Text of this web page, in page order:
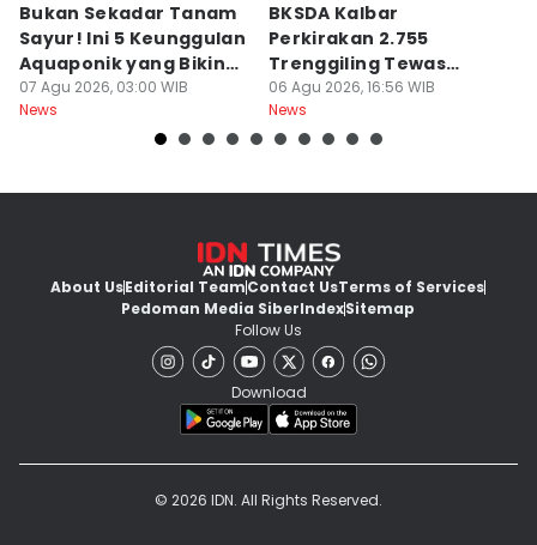
Bukan Sekadar Tanam
Sayur! Ini 5 Keunggulan
Aquaponik yang Bikin
Takjub
07 Agu 2026, 03:00 WIB
News
BKSDA Kalbar
Perkirakan 2.755
Trenggiling Tewas
untuk Dapat 551 Kg Sisik
06 Agu 2026, 16:56 WIB
News
About UsEditorial TeamContact UsTerms of Services
Pedoman Media SiberIndexSitemap
Follow Us
Download
© 2026 IDN. All Rights Reserved.